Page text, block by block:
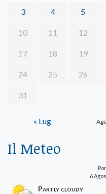
3 4 5
10 11 12
17 18 19
24 25 26
31
« Lug
Il Meteo
6
Partly cloudy